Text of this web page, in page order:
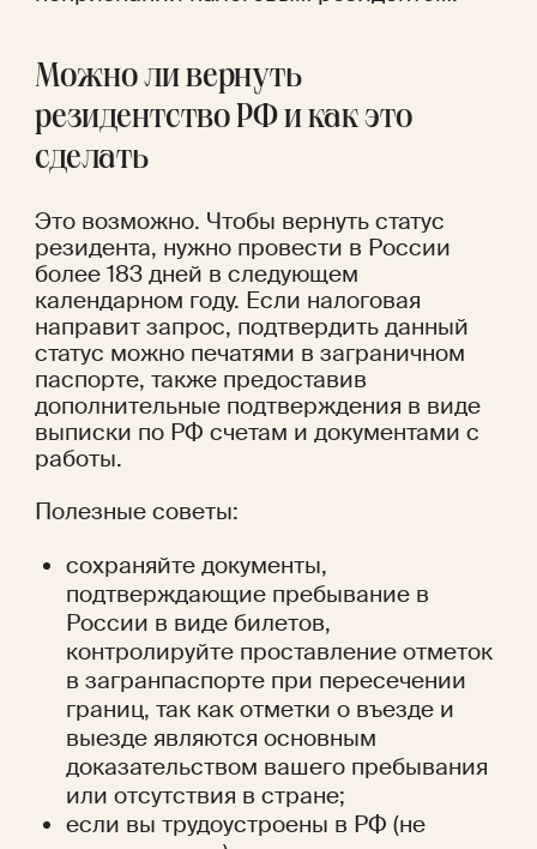
Можно ли вернуть
резидентство РФ и как это
сделать
Это возможно. Чтобы вернуть статус
резидента, нужно провести в России
более 183 дней в следующем
календарном году. Если налоговая
направит запрос, подтвердить данный
статус можно печатями в заграничном
паспорте, также предоставив
дополнительные подтверждения в виде
выписки по РФ счетам и документами с
работы.
Полезные советы:
сохраняйте документы,
подтверждающие пребывание в
России в виде билетов,
контролируйте проставление отметок
в загранпаспорте при пересечении
границ, так как отметки о въезде и
выезде являются основным
доказательством вашего пребывания
или отсутствия в стране;
если вы трудоустроены в РФ (не